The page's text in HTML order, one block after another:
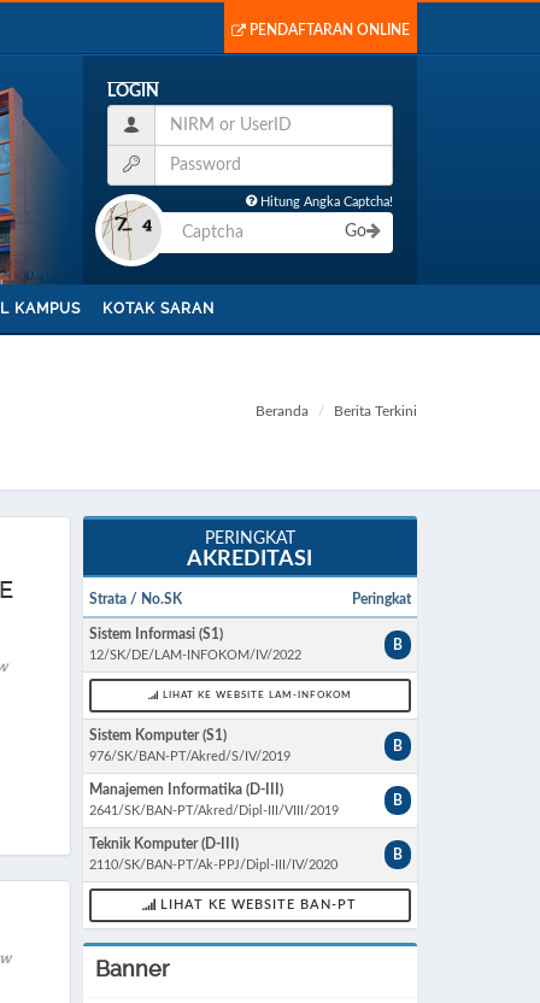
PENDAFTARAN ONLINE
LOGIN
Hitung Angka Captcha!
Go
KAMPUS KOTAK SARAN
Beranda Berita Terkini
PERINGKAT
AKREDITASI
Strata / No.SK Peringkat
Sistem Informasi (S1)
12/SK/DE/LAM-INFOKOM/IV/2022
B
LIHAT KE WEBSITE LAM-INFOKOM
Sistem Komputer (S1)
976/SK/BAN-PT/Akred/S/IV/2019
B
Manajemen Informatika (D-III)
2641/SK/BAN-PT/Akred/Dipl-III/VIII/2019
B
Teknik Komputer (D-III)
2110/SK/BAN-PT/Ak-PPJ/Dipl-III/IV/2020
B
LIHAT KE WEBSITE BAN-PT
Banner